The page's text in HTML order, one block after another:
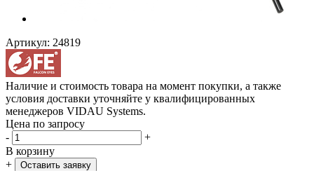
Артикул: 24819
Наличие и стоимость товара на момент покупки, а также
условия доставки уточняйте у квалифицированных
менеджеров VIDAU Systems.
Цена по запросу
-
+
В корзину
+
Оставить заявку